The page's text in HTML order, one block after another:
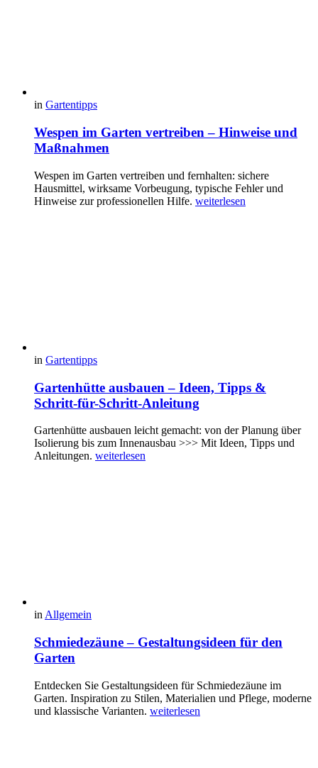
in Gartentipps
Wespen im Garten vertreiben – Hinweise und
Maßnahmen
Wespen im Garten vertreiben und fernhalten: sichere
Hausmittel, wirksame Vorbeugung, typische Fehler und
Hinweise zur professionellen Hilfe. weiterlesen
in Gartentipps
Gartenhütte ausbauen – Ideen, Tipps &
Schritt-für-Schritt-Anleitung
Gartenhütte ausbauen leicht gemacht: von der Planung über
Isolierung bis zum Innenausbau >>> Mit Ideen, Tipps und
Anleitungen. weiterlesen
in Allgemein
Schmiedezäune – Gestaltungsideen für den
Garten
Entdecken Sie Gestaltungsideen für Schmiedezäune im
Garten. Inspiration zu Stilen, Materialien und Pflege, moderne
und klassische Varianten. weiterlesen